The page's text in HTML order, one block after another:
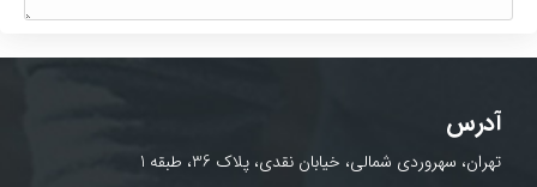
آدرس
تهران، سهروردی شمالی، خیابان نقدی، پلاک 36، طبقه 1